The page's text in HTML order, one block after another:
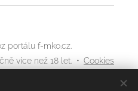
portálu f-mko.cz.
více než 18 let.
Cookies